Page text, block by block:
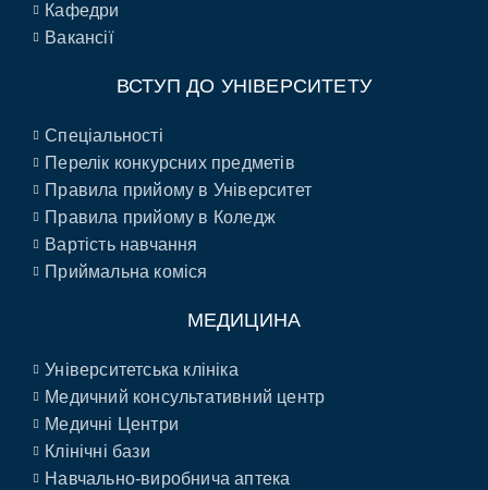
Кафедри
Вакансії
ВСТУП ДО УНІВЕРСИТЕТУ
Спеціальності
Перелік конкурсних предметів
Правила прийому в Університет
Правила прийому в Коледж
Вартість навчання
Приймальна коміся
МЕДИЦИНА
Університетська клініка
Медичний консультативний центр
Медичні Центри
Клінічні бази
Навчально-виробнича аптека